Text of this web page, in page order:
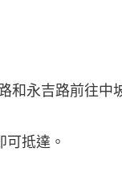
和永吉路前往
抵達。